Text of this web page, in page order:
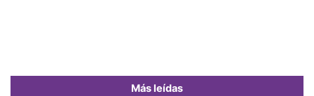
Más leídas